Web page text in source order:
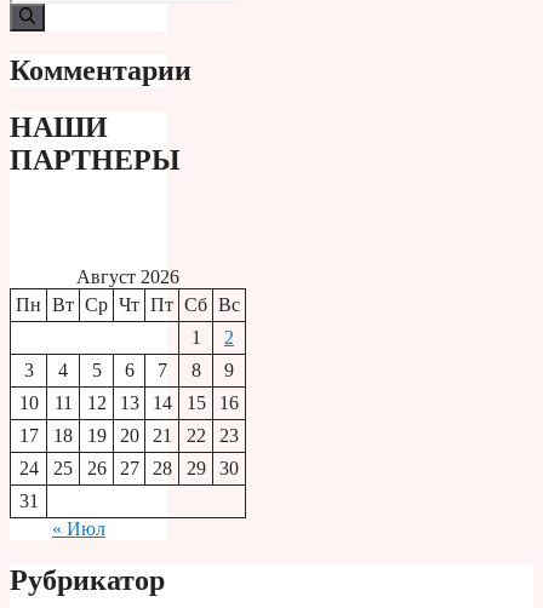
Комментарии
НАШИ
ПАРТНЕРЫ
Август 2026
Пн Вт Ср Чт Пт Сб Вс
1
2
3
4 5 6 7 8
9
10
11 12 13 14 15
16
17
18 19 20 21 22
23
24
25 26 27 28 29
30
31
« Июл
Рубрикатор